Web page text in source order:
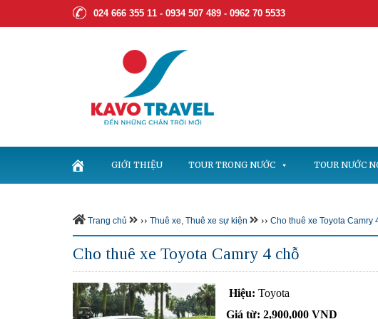
024 666 355 11 - 0934 507 489 - 0962 70 5533
GIỚI THIỆU TOUR TRONG NƯỚC TOUR NƯỚC
Trang chủ ›› Thuê xe, Thuê xe sự kiện ›› Cho thuê xe Toyota Camry
Cho thuê xe Toyota Camry 4 chỗ
Hiệu: Toyota
Giá từ: 2,900,000 VND